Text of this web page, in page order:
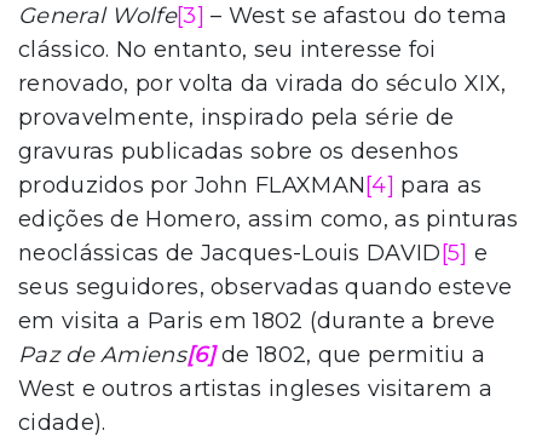
General Wolfe[3] – West se afastou do tema
clássico. No entanto, seu interesse foi
renovado, por volta da virada do século XIX,
provavelmente, inspirado pela série de
gravuras publicadas sobre os desenhos
produzidos por John FLAXMAN [4] para as
edições de Homero, assim como, as pinturas
neoclássicas de Jacques-Louis DAVID [5] e
seus seguidores, observadas quando esteve
em visita a Paris em 1802 (durante a breve
Paz de Amiens[6] de 1802, que permitiu a
West e outros artistas ingleses visitarem a
cidade).